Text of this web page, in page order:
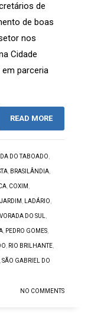
de
de boas
nos
Cidade
em parceria
READ MORE
DO TABOADO,
, BRASILÂNDIA,
, COXIM ,
JARDIM , LADÁRIO,
DO SUL,
, PEDRO GOMES,
, RIO BRILHANTE,
,SÃO GABRIEL DO
NO COMMENTS